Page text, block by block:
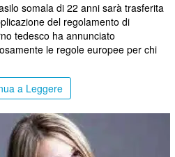
somala di 22 anni sarà trasferita
del regolamento di
tedesco ha annunciato
le regole europee per chi
a Leggere